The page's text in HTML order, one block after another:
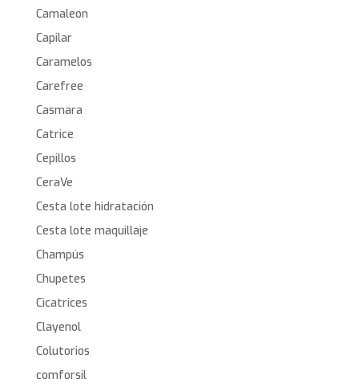
Camaleon
Capilar
Caramelos
Carefree
Casmara
Catrice
Cepillos
CeraVe
Cesta lote hidratación
Cesta lote maquillaje
Champús
Chupetes
Cicatrices
Clayenol
Colutorios
comforsil